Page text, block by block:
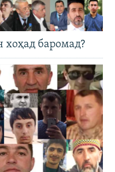
хоҳад баромад?